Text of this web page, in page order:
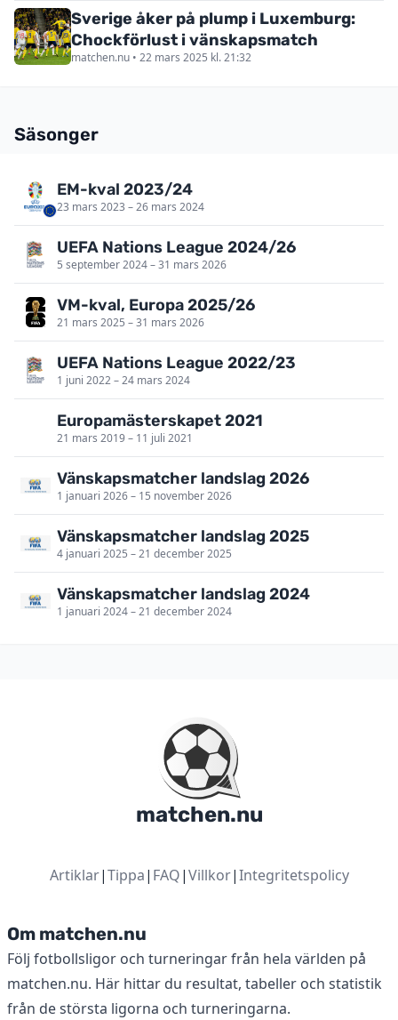
Sverige åker på plump i Luxemburg:
Chockförlust i vänskapsmatch
matchen.nu • 22 mars 2025 kl. 21:32
Säsonger
EM-kval 2023/24
23 mars 2023 – 26 mars 2024
UEFA Nations League 2024/26
5 september 2024 – 31 mars 2026
VM-kval, Europa 2025/26
21 mars 2025 – 31 mars 2026
UEFA Nations League 2022/23
1 juni 2022 – 24 mars 2024
Europa­mästerskapet 2021
21 mars 2019 – 11 juli 2021
Vänskapsmatcher landslag 2026
1 januari 2026 – 15 november 2026
Vänskapsmatcher landslag 2025
4 januari 2025 – 21 december 2025
Vänskapsmatcher landslag 2024
1 januari 2024 – 21 december 2024
matchen.nu
Artiklar|Tippa| FAQ|Villkor|Integritetspolicy
Om matchen.nu
Följ fotbollsligor och turneringar från hela världen på
matchen.nu. Här hittar du resultat, tabeller och statistik
från de största ligorna och turneringarna.